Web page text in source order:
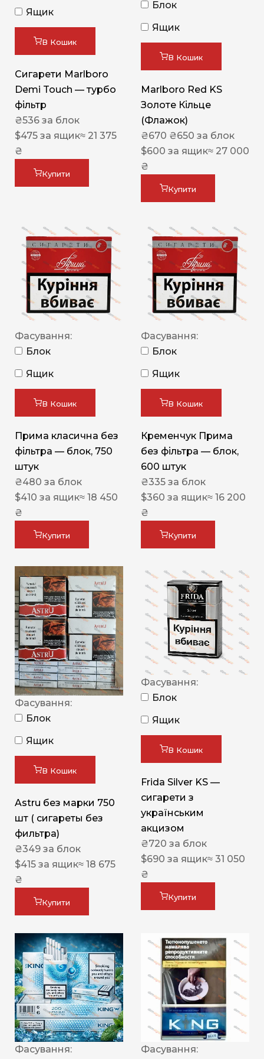
Ящик
В Кошик
Сигарети Marlboro
Demi Touch — турбо
фільтр
₴536 за блок
$475 за ящик≈ 21 375
₴
Купити
Блок
Ящик
В Кошик
Marlboro Red KS
Золоте Кільце
(Флажок)
₴670 ₴650 за блок
$600 за ящик≈ 27 000
₴
Купити
Фасування:
Блок
Ящик
В Кошик
Прима класична без
фільтра — блок, 750
штук
₴480 за блок
$410 за ящик≈ 18 450
₴
Купити
Фасування:
Блок
Ящик
В Кошик
Кременчук Прима
без фільтра — блок,
600 штук
₴335 за блок
$360 за ящик≈ 16 200
₴
Купити
Фасування:
Блок
Ящик
В Кошик
Astru без марки 750
шт ( сигареты без
фильтра)
₴349 за блок
$415 за ящик≈ 18 675
₴
Купити
Фасування:
Блок
Ящик
В Кошик
Frida Silver KS —
сигарети з
українським
акцизом
₴720 за блок
$690 за ящик≈ 31 050
₴
Купити
Фасування:
Фасування: